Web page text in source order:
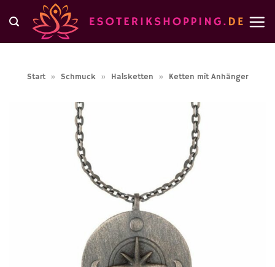
Inhalt
springen
Start » Schmuck » Halsketten » Ketten mit Anhänger